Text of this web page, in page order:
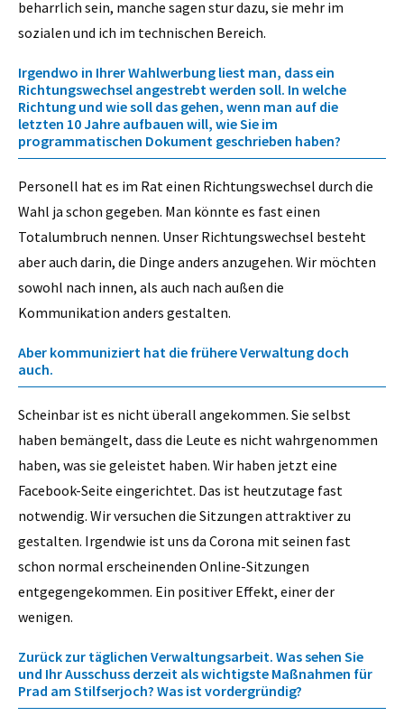
beharrlich sein, manche sagen stur dazu, sie mehr im
sozialen und ich im technischen Bereich.
Irgendwo in Ihrer Wahlwerbung liest man, dass ein
Richtungswechsel angestrebt werden soll. In welche
Richtung und wie soll das gehen, wenn man auf die
letzten 10 Jahre aufbauen will, wie Sie im
programmatischen Dokument geschrieben haben?
Personell hat es im Rat einen Richtungswechsel durch die
Wahl ja schon gegeben. Man könnte es fast einen
Totalumbruch nennen. Unser Richtungswechsel besteht
aber auch darin, die Dinge anders anzugehen. Wir möchten
sowohl nach innen, als auch nach außen die
Kommunikation anders gestalten.
Aber kommuniziert hat die frühere Verwaltung doch
auch.
Scheinbar ist es nicht überall angekommen. Sie selbst
haben bemängelt, dass die Leute es nicht wahrgenommen
haben, was sie geleistet haben. Wir haben jetzt eine
Facebook-Seite eingerichtet. Das ist heutzutage fast
notwendig. Wir versuchen die Sitzungen attraktiver zu
gestalten. Irgendwie ist uns da Corona mit seinen fast
schon normal erscheinenden Online-Sitzungen
entgegengekommen. Ein positiver Effekt, einer der
wenigen.
Zurück zur täglichen Verwaltungsarbeit. Was sehen Sie
und Ihr Ausschuss derzeit als wichtigste Maßnahmen für
Prad am Stilfserjoch? Was ist vordergründig?